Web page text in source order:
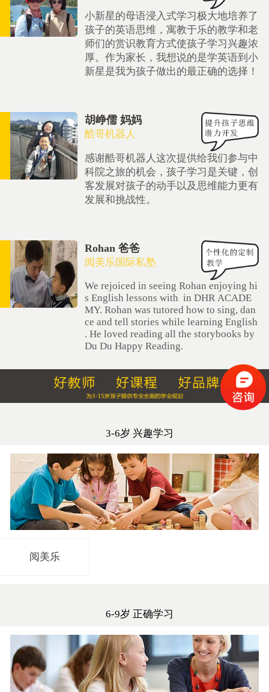
小新星的母语浸入式学习极大地培养了
孩子的英语思维，寓教于乐的教学和老
师们的赏识教育方式使孩子学习兴趣浓
厚。作为家长，我想说的是学英语到小
新星是我为孩子做出的最正确的选择！
胡峥儒 妈妈
酷哥机器人
感谢酷哥机器人这次提供给我们参与中
科院之旅的机会，孩子学习是关键，创
客发展对孩子的动手以及思维能力更有
发展和挑战性。
Rohan 爸爸
阅美乐国际私塾
We rejoiced in seeing Rohan enjoying hi
s English lessons with in DHR ACADE
MY. Rohan was tutored how to sing, dan
ce and tell stories while learning English
. He loved reading all the storybooks by
Du Du Happy Reading.
3-6岁 兴趣学习
阅美乐
6-9岁 正确学习